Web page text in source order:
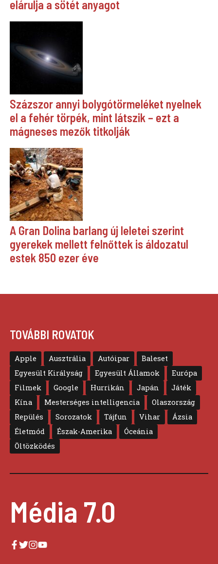
elárulja a sötét anyagot
Százszor annyi bolygótörmeléket nyelnek
el a fehér törpék, mint látszik – ezt a
mágneses mezők titkolják
A Gran Dolina barlang új leletei szerint
gyerekek mellett felnőttek is áldozatul
estek 850 ezer éve
TOVÁBBI ROVATOK
Apple Ausztrália Autóipar
Baleset
Egyesült Királyság
Egyesült Államok
Európa
Filmek
Google Hurrikán Japán
Játék
Kína
Mesterséges intelligencia
Olaszország
Repülés
Sorozatok Tájfun Vihar
Ázsia
Életmód
Észak-Amerika
Óceánia
Öltözködés
Média 7.0